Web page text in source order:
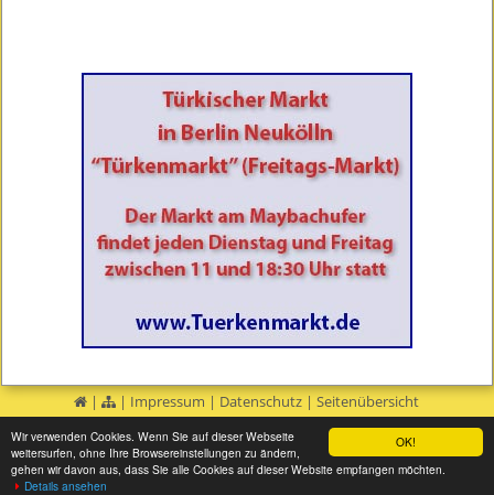
OK!
Wir verwenden Cookies. Wenn Sie auf dieser Webseite
weitersurfen, ohne Ihre Browsereinstellungen zu ändern,
gehen wir davon aus, dass Sie alle Cookies auf dieser Website empfangen möchten.
Details ansehen
| | Impressum | Datenschutz |Seitenübersicht